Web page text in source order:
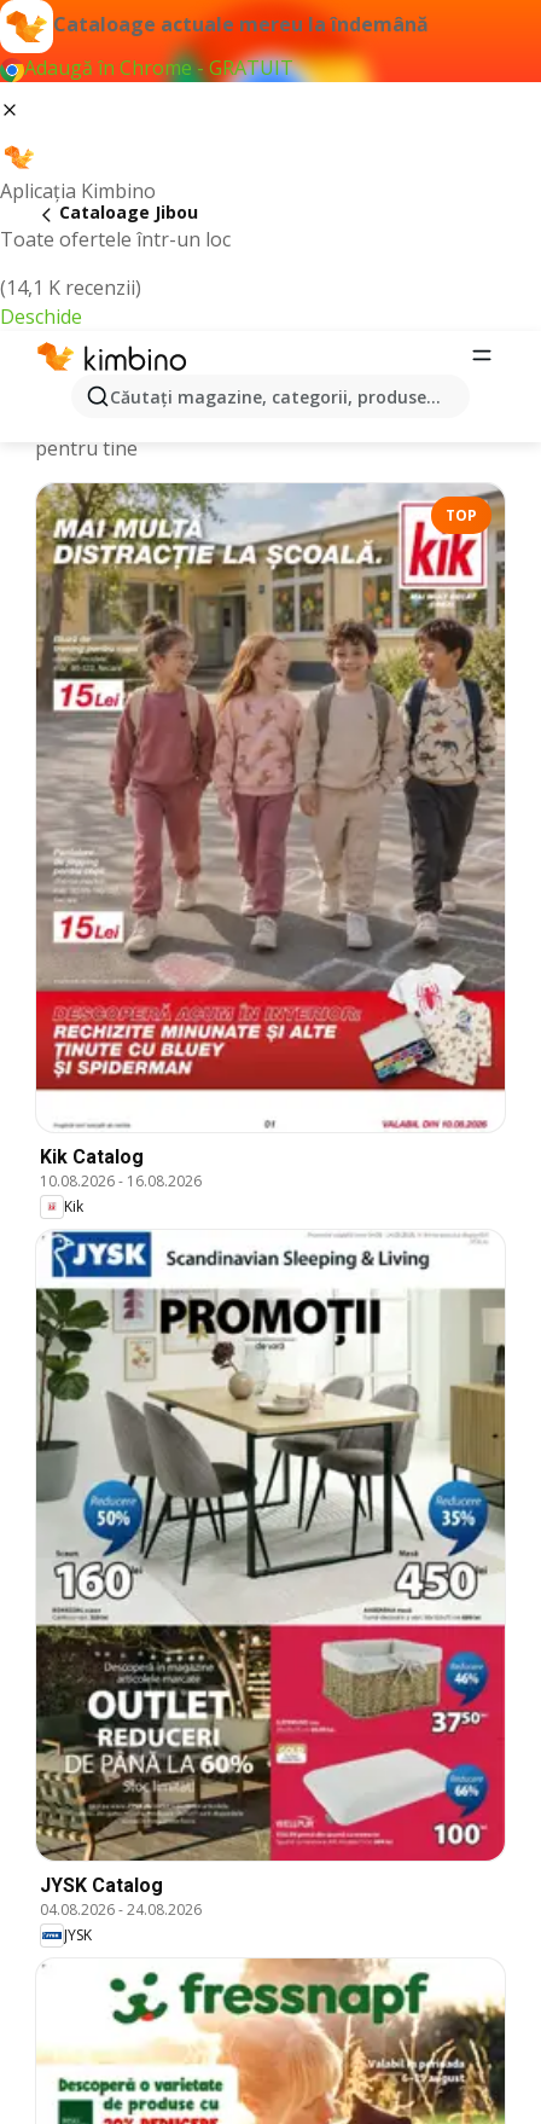
Cataloage actuale mereu la îndemână
Adaugă în Chrome - GRATUIT
Aplicația Kimbino
Toate ofertele într-un loc
(14,1 K recenzii)
Deschide
Căutaţi magazine, categorii, produse...
Cataloage Jibou
Cataloage și Oferte online - Jibou
pentru tine
TOP
Kik Catalog
10.08.2026- 16.08.2026
Kik
JYSK Catalog
04.08.2026-24.08.2026
JYSK